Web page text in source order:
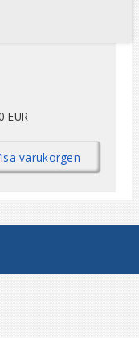
EUR
varukorgen